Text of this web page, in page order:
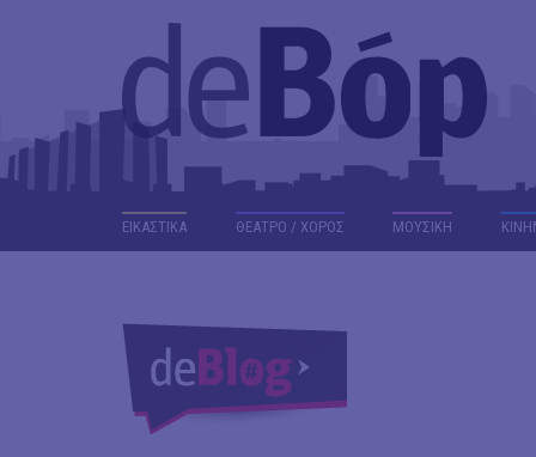
ΕΙΚΑΣΤΙΚΑ ΘΕΑΤΡΟ / ΧΟΡΟΣ ΜΟΥΣΙΚΗ